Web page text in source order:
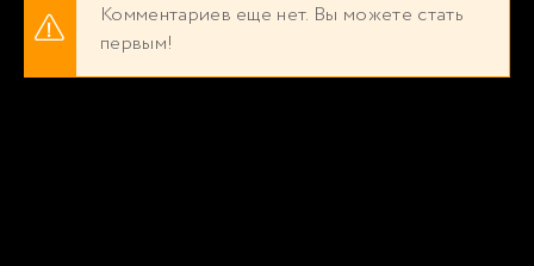
Комментариев еще нет. Вы можете стать
первым!